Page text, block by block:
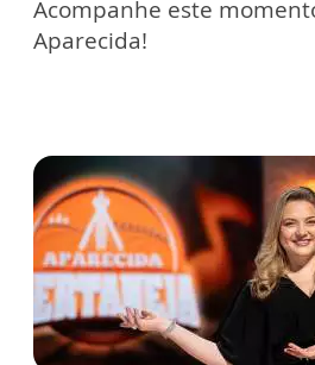
Acompanhe este
Aparecida!